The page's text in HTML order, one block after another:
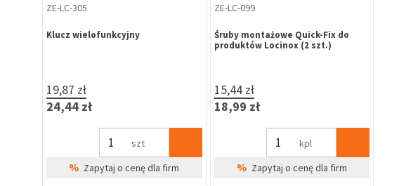
ZE-LC-305
Klucz wielofunkcyjny
19,87 zł
24,44 zł
szt
% Zapytaj o cenę dla firm
ZE-LC-099
Śruby montażowe Quick-Fix do
produktów Locinox (2 szt.)
15,44 zł
18,99 zł
kpl
% Zapytaj o cenę dla firm